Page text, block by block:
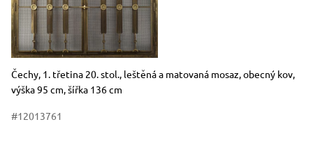
Rozměry
Stručný popis předmětu
Čechy, 1. třetina 20. stol., leštěná a matovaná mosaz, obecný kov,
výška 95 cm, šířka 136 cm
#12013761